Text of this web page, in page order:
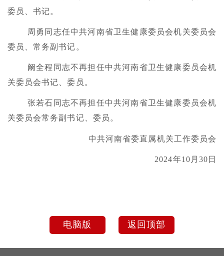
委员、书记。
周勇同志任中共河南省卫生健康委员会机关委员会
委员、常务副书记。
阚全程同志不再担任中共河南省卫生健康委员会机
关委员会书记、委员。
张若石同志不再担任中共河南省卫生健康委员会机
关委员会常务副书记、委员。
中共河南省委直属机关工作委员会
2024年10月30日
电脑版 返回顶部